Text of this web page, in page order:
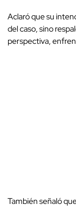
Aclaró que su
del caso, sino
perspectiva,
También señaló